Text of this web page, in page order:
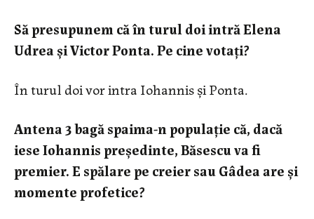
Să presupunem că în turul doi intră Elena
Udrea şi Victor Ponta. Pe cine votaţi?
În turul doi vor intra Iohannis şi Ponta.
Antena 3 bagă spaima-n populaţie că, dacă
iese Iohannis preşedinte, Băsescu va fi
premier. E spălare pe creier sau Gâdea are şi
momente profetice?